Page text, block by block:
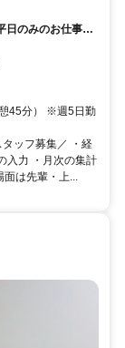
日のみのお仕事で
45分） ※週5日勤
ッフ募集／ ・経
入力 ・月次の集計
面は先輩・上...